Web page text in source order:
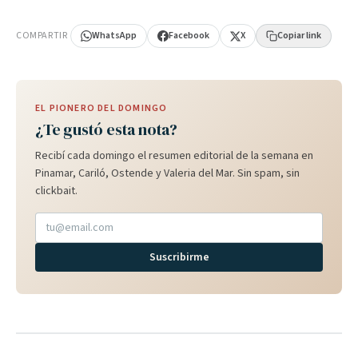
COMPARTIR WhatsApp Facebook X Copiar link
EL PIONERO DEL DOMINGO
¿Te gustó esta nota?
Recibí cada domingo el resumen editorial de la semana en
Pinamar, Cariló, Ostende y Valeria del Mar. Sin spam, sin
clickbait.
Suscribirme